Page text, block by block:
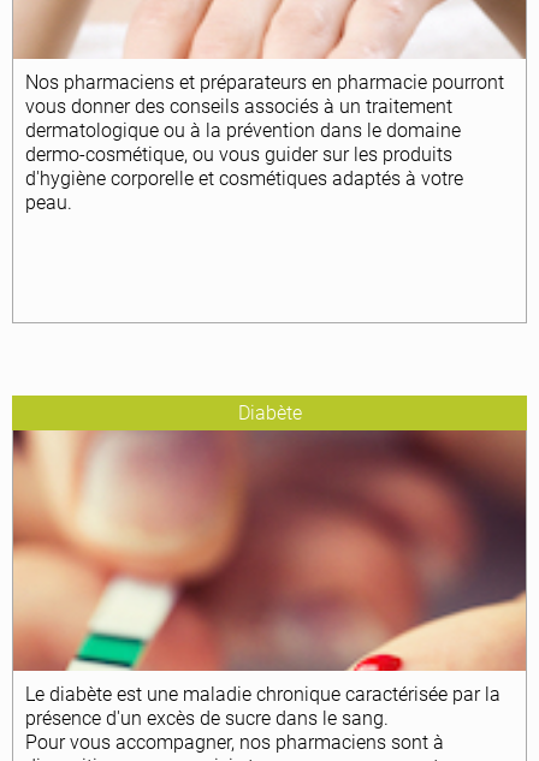
Nos pharmaciens et préparateurs en pharmacie pourront
vous donner des conseils associés à un traitement
dermatologique ou à la prévention dans le domaine
dermo-cosmétique, ou vous guider sur les produits
d'hygiène corporelle et cosmétiques adaptés à votre
peau.
Diabète
Le diabète est une maladie chronique caractérisée par la
présence d'un excès de sucre dans le sang.
Pour vous accompagner, nos pharmaciens sont à